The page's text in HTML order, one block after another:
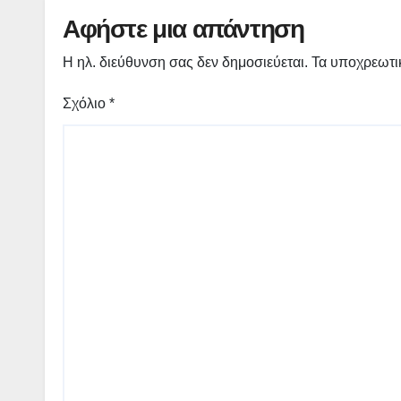
Γρεβενών «Μίλτος
Τεντόγλου»
Αφήστε μια απάντηση
Η ηλ. διεύθυνση σας δεν δημοσιεύεται. Τα
Σχόλιο *